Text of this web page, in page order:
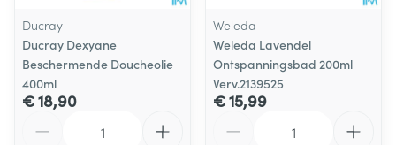
Ducray
Ducray Dexyane
Beschermende Doucheolie
400ml
€ 18,90
Weleda
Weleda Lavendel
Ontspanningsbad 200ml
Verv.2139525
€ 15,99